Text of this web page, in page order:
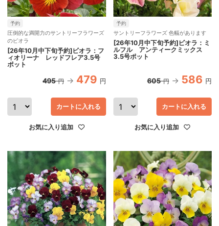
予約
圧倒的な満開力のサントリーフラワーズ
のビオラ
[26年10月中下旬予約]ビオラ：フ
ィオリーナ レッドフレア3.5号
ポット
495 円 479 円
お気に入り追加
カートに入れる
予約
サントリーフラワーズ 色幅があります
[26年10月中下旬予約]ビオラ：ミ
ルフル アンティークミックス
3.5号ポット
605 円 586 円
お気に入り追加
カートに入れる